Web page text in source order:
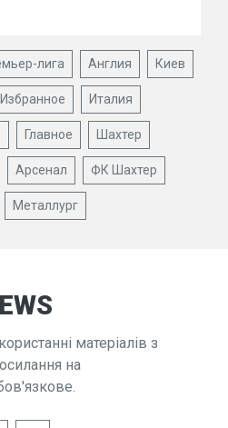
лига Англия Киев
Избранное Италия
Главное Шахтер
Арсенал ФК Шахтер
Металлург
матеріалів з
на